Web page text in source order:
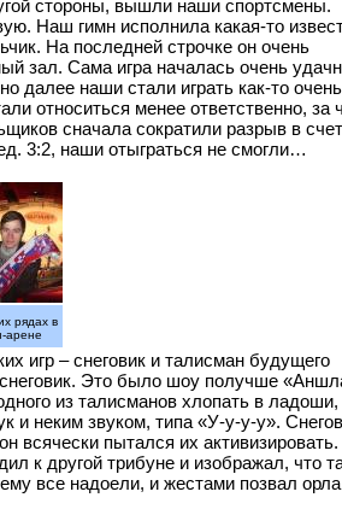
стороны, вышли наши спортсмены.
Наш гимн исполнила какая-то
На последней строчке он очень
зал. Сама игра началась очень
далее наши стали играть как-то очень
относиться менее ответственно, за
сначала сократили разрыв в
3:2, наши отыграться не смогли…
рядах в
арене
игр – снеговик и талисман будущего
Это было шоу получше
из талисманов хлопать в ладоши,
и неким звуком, типа «У-у-у-у».
всячески пытался их
к другой трибуне и изображал, что
все надоели, и жестами позвал